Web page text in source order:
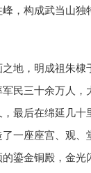
，构成武当山独
地，明成祖朱棣
民三十余万人，
最后在绵延几十
一座座宫、观、
鎏金铜殿，金光